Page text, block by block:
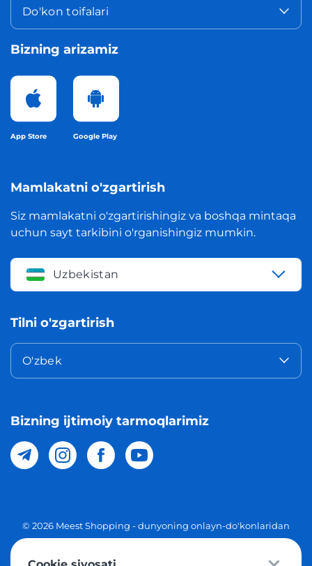
Do'kon toifalari
Bizning arizamiz
App Store Google Play
Mamlakatni o'zgartirish
Siz mamlakatni o'zgartirishingiz va boshqa mintaqa
uchun sayt tarkibini o'rganishingiz mumkin.
Uzbekistan
Tilni o'zgartirish
O'zbek
Bizning ijtimoiy tarmoqlarimiz
© 2026 Meest Shopping - dunyoning onlayn-do'konlaridan